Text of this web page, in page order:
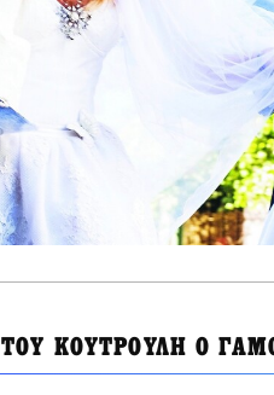
ΤΟΥ ΚΟΥΤΡΟΥΛΗ Ο